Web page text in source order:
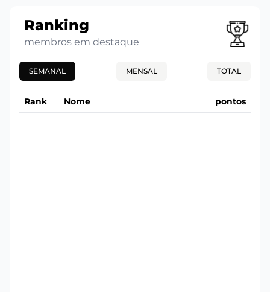
Ranking
membros em destaque
SEMANAL MENSAL TOTAL
Rank Nome pontos